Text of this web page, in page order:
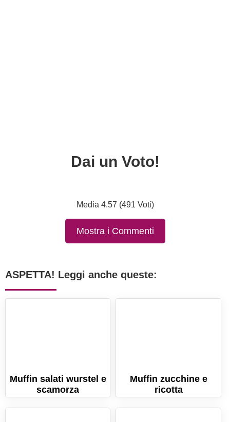
Dai un Voto!
Media 4.57 (491 Voti)
Mostra i Commenti
ASPETTA! Leggi anche queste:
Muffin salati wurstel e
scamorza
Muffin zucchine e
ricotta